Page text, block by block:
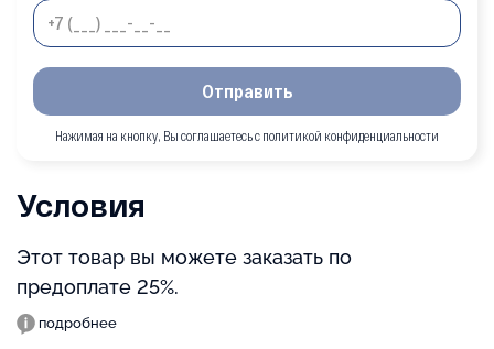
Отправить
Нажимая на кнопку, Вы соглашаетесь с политикой конфиденциальности
Условия
Этот товар вы можете заказать по
предоплате 25%.
подробнее